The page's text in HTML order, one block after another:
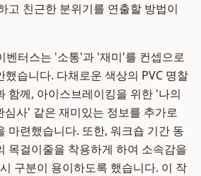
고 친근한 분위기를 연출할 방법이
벤터스는 '소통'과 '재미'를 컨셉으로
했습니다. 다채로운 색상의 PVC 명찰
함께, 아이스브레이킹을 위한 '나의
사' 같은 재미있는 정보를 추가로
마련했습니다. 또한, 워크숍 기간 동
목걸이줄을 착용하게 하여 소속감을
구분이 용이하도록 했습니다. 이 작